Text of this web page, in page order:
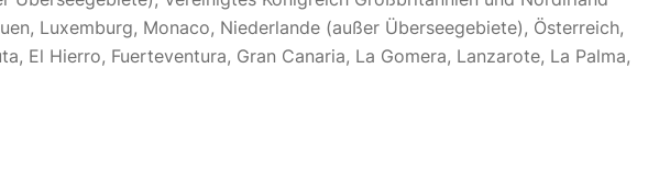
Luxemburg, Monaco, Niederlande (außer Überseegebiete), Österreich,
El Hierro, Fuerteventura, Gran Canaria, La Gomera, Lanzarote, La Palma,